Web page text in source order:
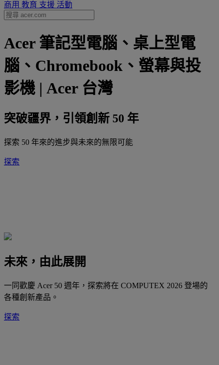
商用 教育 支援 活動
Acer 筆記型電腦、桌上型電
腦、Chromebook、螢幕與投
影機 | Acer 台灣
突破疆界，引領創新 50 年
探索 50 年來的進步與未來的無限可能
探索
未來，由此展開
一同歡慶 Acer 50 週年，探索將在 COMPUTEX 2026 登場的
各種創新產品。
探索